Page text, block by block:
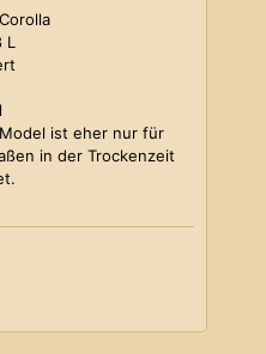
L
ist eher nur für
in der Trockenzeit